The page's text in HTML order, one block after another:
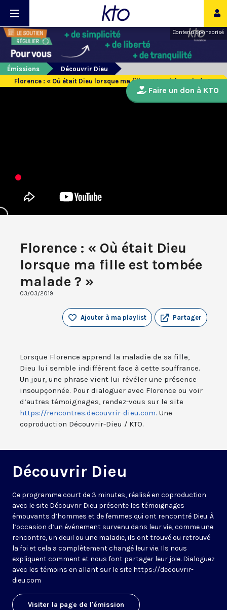
Contenu sponsorisé
Émissions
Découvrir Dieu
Florence : « Où était Dieu lorsque ma fille est tombée malade ? »
Florence : « Où était Dieu
lorsque ma fille est tombée
malade ? »
03/03/2019
Partager
Ajouter à ma playlist
Lorsque Florence apprend la maladie de sa fille,
Dieu lui semble indifférent face à cette souffrance.
Un jour, une phrase vient lui révéler une présence
insoupçonnée. Pour dialoguer avec Florence ou voir
d’autres témoignages, rendez-vous sur le site
https://rencontres.decouvrir-dieu.com. Une
coproduction Découvrir-Dieu / KTO.
Découvrir Dieu
Ce programme court de 3 minutes, réalisé en coproduction
avec le site Découvrir Dieu présente les témoignages
émouvants d’hommes et de femmes qui ont rencontré Dieu. À
l’occasion d’un événement survenu dans leur vie, comme une
rencontre, un deuil ou une maladie, ils ont trouvé ou retrouvé
la foi et cela a complètement changé leur vie. Ils nous
expliquent comment et nous font partager leur joie. Dialoguez
avec les témoins en allant sur le site https://decouvrir-
dieu.com
Visiter la page de l'émission
Faire un don à KTO